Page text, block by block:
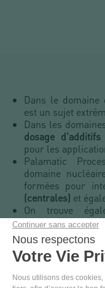
Dans le
est un sujet
Dans les
dosage d'additifs
pour les
Palamatic
domaine
formées pour
(centrales) et
On trouve
Palamatic
solaires avec
dans la
déchets
en vue